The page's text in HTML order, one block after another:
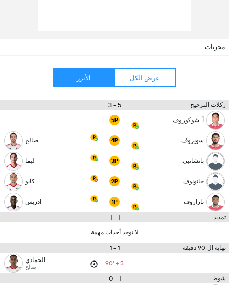
مجريات
عرض الكل الأبرز
ركلات الترجيح 5 - 3
أ. شوكوروف 5P
سويروف 4P صالح
بانشانبي 3P ليما
خانونوف 2P كايو
نازاروف 1P ادريس
تمديد 1 - 1
لا توجد أحداث مهمة
نهاية ال 90 دقيقة 1 - 1
90' + 5 الحمادي
صالح
شوط 1 - 0